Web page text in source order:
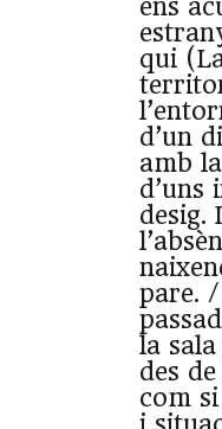
ens
qui
d’un
amb
d’uns
desig.
pare.
la
des
com